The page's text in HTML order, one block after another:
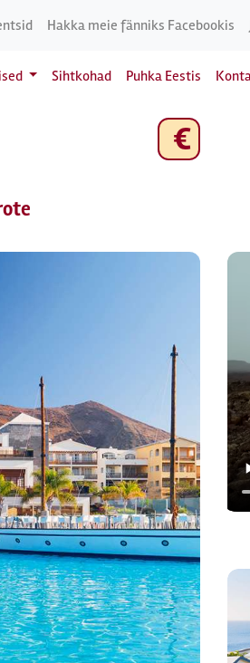
Hakka meie fänniks Facebookis
Sihtkohad Puhka Eestis
€